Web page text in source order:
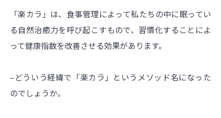
「楽カラ」は、食事管理によって私たちの中に眠ってい
る自然治癒力を呼び起こすもので、習慣化することによ
って健康指数を改善させる効果があります。
–どういう経緯で「楽カラ」というメソッド名になった
のでしょうか。